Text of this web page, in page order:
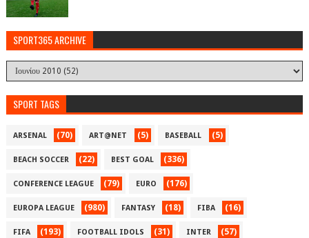
SPORT365 ARCHIVE
SPORT TAGS
ARSENAL (70) ART@NET (5) BASEBALL (5)
BEACH SOCCER (22) BEST GOAL (336)
CONFERENCE LEAGUE (79) EURO (176)
EUROPA LEAGUE (980) FANTASY (18) FIBA (16)
FIFA (193) FOOTBALL IDOLS (31) INTER (57)